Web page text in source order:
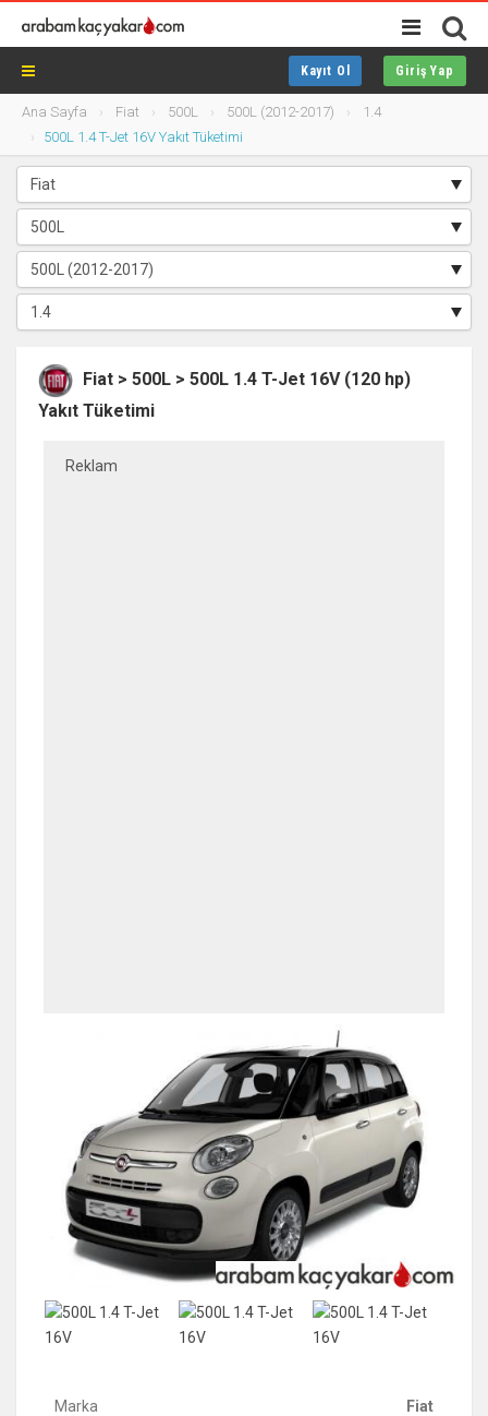
Kayıt Ol Giriş Yap
Ana Sayfa Fiat 500L 500L (2012-2017)
1.4
500L 1.4 T-Jet 16V Yakıt Tüketimi
Fiat > 500L > 500L 1.4 T-Jet 16V (120 hp)
Yakıt Tüketimi
Reklam
Fiat
Marka